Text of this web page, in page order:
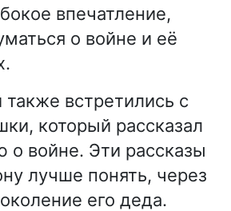
впечатление,
о войне и её
встретились с
который рассказал
о войне. Эти рассказы
лучше понять, через
его деда.